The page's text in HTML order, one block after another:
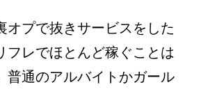
オプで抜きサービスをした
フレでほとんど稼ぐことは
普通のアルバイトかガール